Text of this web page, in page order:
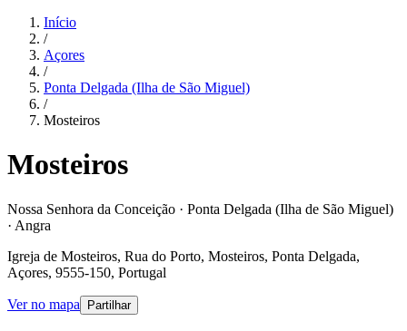
Início
/
Açores
/
Ponta Delgada (Ilha de São Miguel)
/
Mosteiros
Mosteiros
Nossa Senhora da Conceição · Ponta Delgada (Ilha de São Miguel)
· Angra
Igreja de Mosteiros, Rua do Porto, Mosteiros, Ponta Delgada,
Açores, 9555-150, Portugal
Ver no mapa Partilhar